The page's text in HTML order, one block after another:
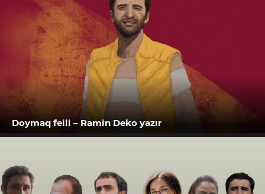
Doymaq feili – Ramin Deko yazır